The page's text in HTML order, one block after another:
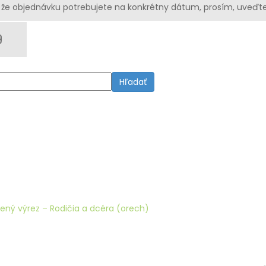
objednávku potrebujete na konkrétny dátum, prosím,
Hľadať
výrez – Rodičia a dcéra (orech)